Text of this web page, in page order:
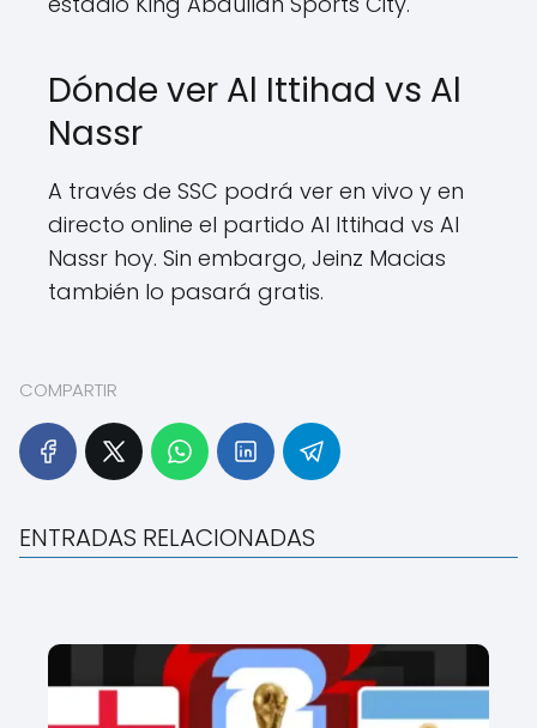
Dónde ver Al Ittihad vs Al
Nassr
A través de SSC podrá ver en vivo y en
directo online el partido Al Ittihad vs Al
Nassr hoy. Sin embargo, Jeinz Macias
también lo pasará gratis.
COMPARTIR
ENTRADAS RELACIONADAS